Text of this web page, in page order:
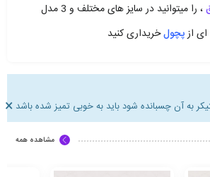
، را میتوانید در سایز های مختلف و 3 مدل
ازپچولخریداری کنید
به آن چسبانده شود باید به خوبی تمیز شده باشد ×
مشاهده همه